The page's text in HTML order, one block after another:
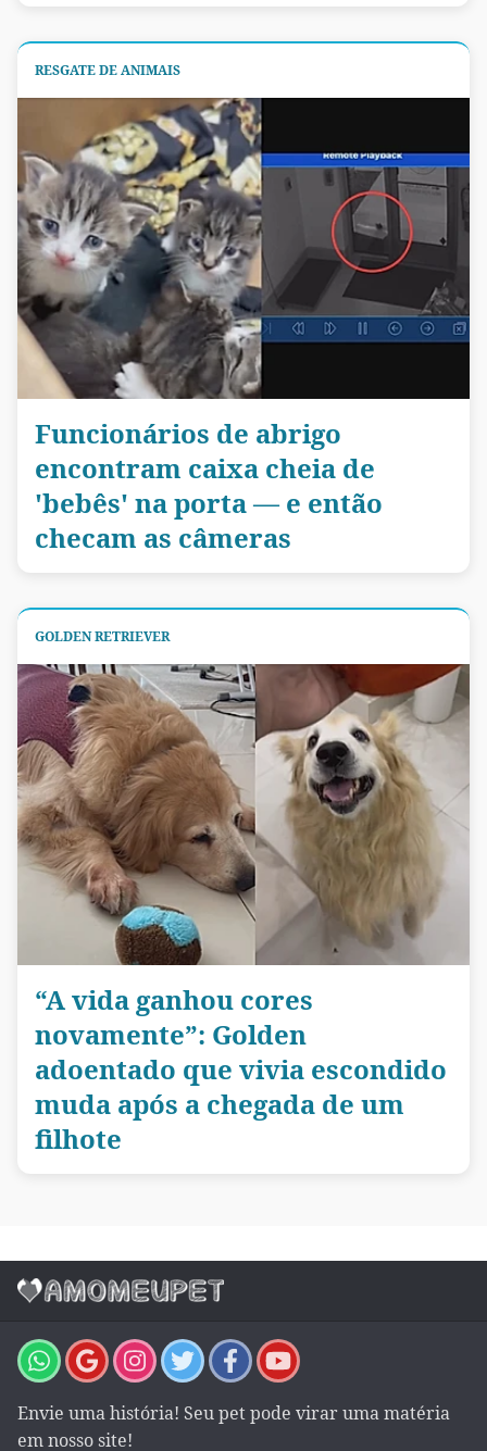
RESGATE DE ANIMAIS
Funcionários de abrigo
encontram caixa cheia de
'bebês' na porta — e então
checam as câmeras
GOLDEN RETRIEVER
“A vida ganhou cores
novamente”: Golden
adoentado que vivia escondido
muda após a chegada de um
filhote
Envie uma história! Seu pet pode virar uma matéria
em nosso site!